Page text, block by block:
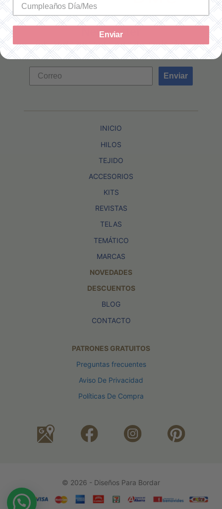
Newsletter
Suscríbete ahora y recibe noticias, diseños
nuevos y descuentos.
Enviar
INICIO
HILOS
TEJIDO
ACCESORIOS
KITS
REVISTAS
TELAS
TEMÁTICO
MARCAS
NOVEDADES
DESCUENTOS
BLOG
CONTACTO
PATRONES GRATUITOS
Preguntas frecuentes
Aviso De Privacidad
Políticas De Compra
© 2026 - Diseños Para Bordar
Enviar